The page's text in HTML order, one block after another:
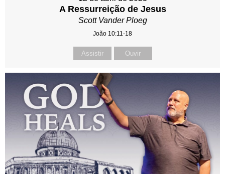
A Ressurreição de Jesus
Scott Vander Ploeg
João 10:11-18
Assistir Ouvir